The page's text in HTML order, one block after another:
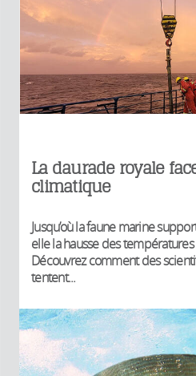
La daurade royale
climatique
Jusqu’où la faune marine
elle la hausse des températures
Découvrez comment des
tentent...